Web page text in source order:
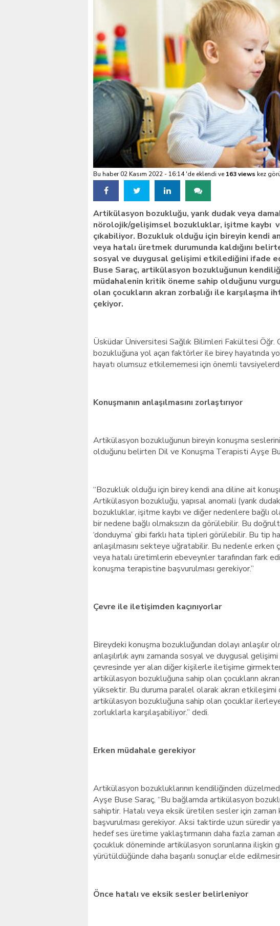
VALİ KÖŞGER SEYHAN İLÇEMİZ
Bu haber 02 Kasım 2022 - 16:14 'de eklendi ve 163 views kez
Artikülasyon bozukluğu, yarık dudak veya
nörolojik/gelişimsel bozukluklar, işitme kaybı
çıkabiliyor. Bozukluk olduğu için bireyin kendi
veya hatalı üretmek durumunda kaldığını
sosyal ve duygusal gelişimi etkilediğini ifade
Buse Saraç, artikülasyon bozukluğunun
müdahalenin kritik öneme sahip olduğunu
olan çocukların akran zorbalığı ile
çekiyor.
Üsküdar Üniversitesi Sağlık Bilimleri Fakültesi Öğr.
bozukluğuna yol açan faktörler ile birey hayatında
hayatı olumsuz etkilememesi için önemli
Konuşmanın anlaşılmasını zorlaştırıyor
Artikülasyon bozukluğunun bireyin konuşma
olduğunu belirten Dil ve Konuşma Terapisti Ayşe
“Bozukluk olduğu için birey kendi ana diline ait
Artikülasyon bozukluğu, yapısal anomali (yarık
bozukluklar, işitme kaybı ve diğer nedenlere bağlı
bir nedene bağlı olmaksızın da görülebilir. Bu
‘donduyma’ gibi farklı hata tipleri görülebilir. Bu tip
anlaşılmasını sekteye uğratabilir. Bu nedenle erken
veya hatalı üretimlerin ebeveynler tarafından fark
konuşma terapistine başvurulması gerekiyor.”
Çevre ile iletişimden kaçınıyorlar
Bireydeki konuşma bozukluğundan dolayı anlaşılır
anlaşılırlık aynı zamanda sosyal ve duygusal
çevresinde yer alan diğer kişilerle iletişime
artikülasyon bozukluğuna sahip olan çocukların
yüksektir. Bu duruma paralel olarak akran etkileşimi
artikülasyon bozukluğuna sahip olan çocuklar
zorluklarla karşılaşabiliyor.” dedi.
Erken müdahale gerekiyor
Artikülasyon bozukluklarının kendiliğinden
Ayşe Buse Saraç, “Bu bağlamda artikülasyon
sahiptir. Hatalı veya eksik üretilen sesler için
başvurulması gerekiyor. Aksi taktirde uzun süredir
hedef ses üretime yaklaştırmanın daha fazla zaman
çocukluk döneminde artikülasyon sorunlarına ilişkin
yürütüldüğünde daha başarılı sonuçlar elde
Önce hatalı ve eksik sesler belirleniyor